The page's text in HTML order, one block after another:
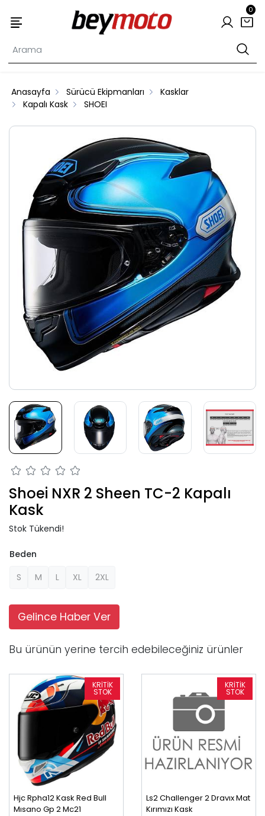
0
Anasayfa Sürücü Ekipmanları
Kasklar
Kapalı Kask
SHOEI
Shoei NXR 2 Sheen TC-2 Kapalı
Kask
Stok Tükendi!
Beden
S
M L XL 2XL
Gelince Haber Ver
Bu ürünün yerine tercih edebileceğiniz ürünler
Hjc Rpha12 Kask Red Bull
Mısano Gp 2 Mc21
Ls2 Challenger 2 Dravıx Mat
Kırımızı Kask